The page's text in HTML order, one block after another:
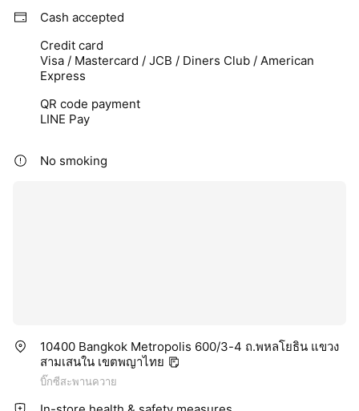
Cash accepted
Credit card
Visa / Mastercard / JCB / Diners Club / American
Express
QR code payment
LINE Pay
No smoking
10400 Bangkok Metropolis 600/3-4 ถ.พหลโยธิน แขวง
สามเสนใน เขตพญาไทย
บิ๊กซีสะพานควาย